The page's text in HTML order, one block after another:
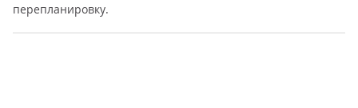
перепланировку.